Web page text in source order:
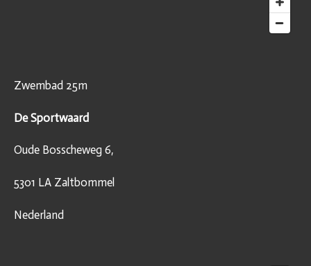
Zwembad 25m
De Sportwaard
Oude Bosscheweg 6,
5301 LA Zaltbommel
Nederland